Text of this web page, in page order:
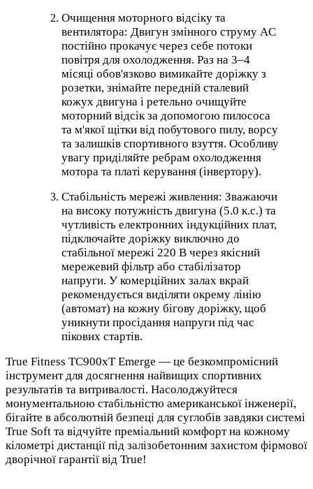
Очищення моторного відсіку та
вентилятора: Двигун змінного струму AC
постійно прокачує через себе потоки
повітря для охолодження. Раз на 3–4
місяці обов'язково вимикайте доріжку з
розетки, знімайте передній сталевий
кожух двигуна і ретельно очищуйте
моторний відсік за допомогою пилососа
та м'якої щітки від побутового пилу, ворсу
та залишків спортивного взуття. Особливу
увагу приділяйте ребрам охолодження
мотора та платі керування (інвертору).
Стабільність мережі живлення: Зважаючи
на високу потужність двигуна (5.0 к.с.) та
чутливість електронних індукційних плат,
підключайте доріжку виключно до
стабільної мережі 220 В через якісний
мережевий фільтр або стабілізатор
напруги. У комерційних залах вкрай
рекомендується виділяти окрему лінію
(автомат) на кожну бігову доріжку, щоб
уникнути просідання напруги під час
пікових стартів.
True Fitness TC900xT Emerge — це безкомпромісний
інструмент для досягнення найвищих спортивних
результатів та витривалості. Насолоджуйтеся
монументальною стабільністю американської інженерії,
бігайте в абсолютній безпеці для суглобів завдяки системі
True Soft та відчуйте преміальний комфорт на кожному
кілометрі дистанції під залізобетонним захистом фірмової
дворічної гарантії від True!